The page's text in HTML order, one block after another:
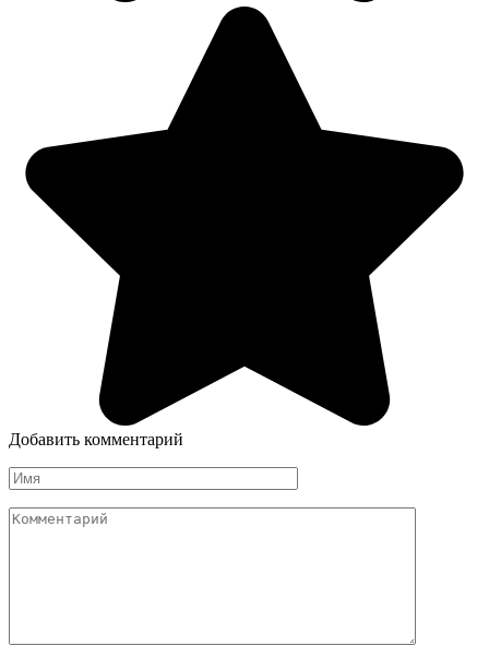
Добавить комментарий
Имя
*
Комментарий